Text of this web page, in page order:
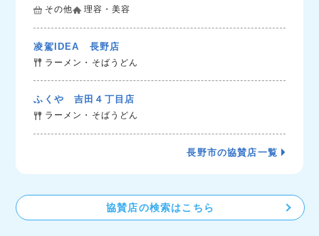
その他 理容・美容
凌駕IDEA 長野店
ラーメン・そばうどん
ふくや 吉田４丁目店
ラーメン・そばうどん
長野市の協賛店一覧
協賛店の検索はこちら